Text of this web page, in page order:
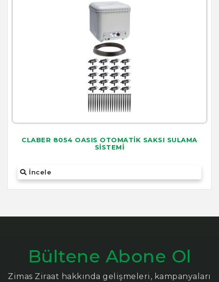
CLABER 8054 OASIS OTOMATİK SAKSI SULAMA
SİSTEMİ
İncele
Bültene Abone Ol
Zimas Ziraat hakkında gelişmeleri, kampanyaları